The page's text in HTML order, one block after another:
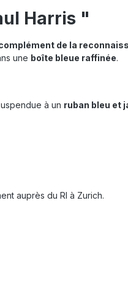
Harris "
de la
une boîte bleue raffinée.
à un ruban bleu et
auprès du RI à Zurich.